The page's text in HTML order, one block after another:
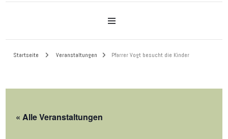
Startseite Veranstaltungen Pfarrer Vogt besucht die Kinder
« Alle Veranstaltungen